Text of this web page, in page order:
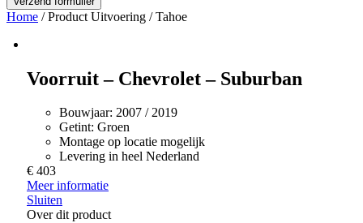
Home / Product Uitvoering / Tahoe
Voorruit – Chevrolet – Suburban
Bouwjaar: 2007 / 2019
Getint: Groen
Montage op locatie mogelijk
Levering in heel Nederland
€ 403
Meer informatie
Sluiten
Over dit product